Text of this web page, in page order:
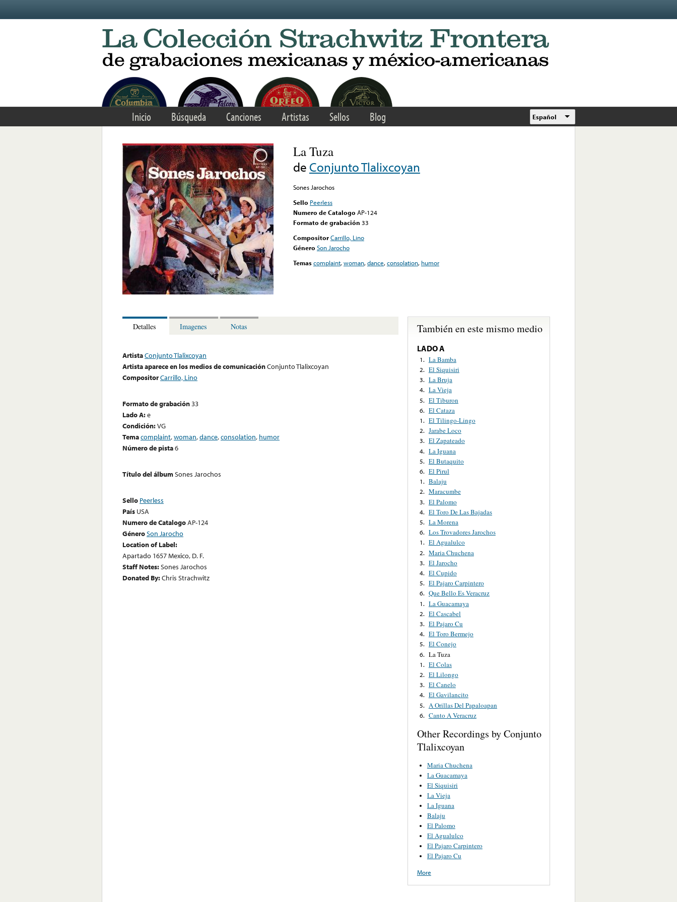
Inicio Búsqueda Canciones Artistas Sellos Blog Español
La Tuza
de Conjunto Tlalixcoyan
Sones Jarochos
Sello Peerless
Numero de Catalogo AP-124
Formato de grabación 33
CompositorCarrillo, Lino
Género Son Jarocho
Temascomplaint,woman,dance,consolation, humor
Detalles Imagenes Notas
ArtistaConjunto Tlalixcoyan
Artista aparece en los medios de comunicaciónConjunto Tlalixcoyan
CompositorCarrillo, Lino
Formato de grabación33
Lado A:e
Condición:VG
Temacomplaint,woman,dance,consolation, humor
Número de pista6
Título del álbumSones Jarochos
Sello Peerless
País USA
Numero de CatalogoAP-124
GéneroSon Jarocho
Location of Label:
Apartado 1657 Mexico, D. F.
Staff Notes:Sones Jarochos
Donated By:Chris Strachwitz
También en este mismo medio
LADO A
1. La Bamba
2. El Siquisiri
3. La Bruja
4. La Vieja
5. El Tiburon
6. El Cataza
1. El Tilingo-Lingo
2. Jarabe Loco
3. El Zapateado
4. La Iguana
5. El Butaquito
6. El Pirul
1. Balaju
2. Maracumbe
3. El Palomo
4. El Toro De Las Bajadas
5. La Morena
6. Los Trovadores Jarochos
1. El Agualulco
2. Maria Chuchena
3. El Jarocho
4. El Cupido
5. El Pajaro Carpintero
6. Que Bello Es Veracruz
1. La Guacamaya
2. El Cascabel
3. El Pajaro Cu
4. El Toro Bermejo
5. El Conejo
6. La Tuza
1. El Colas
2. El Lilongo
3. El Canelo
4. El Gavilancito
5. A Orillas Del Papaloapan
6. Canto A Veracruz
Other Recordings by Conjunto
Tlalixcoyan
Maria Chuchena
La Guacamaya
El Siquisiri
La Vieja
La Iguana
Balaju
El Palomo
El Agualulco
El Pajaro Carpintero
El Pajaro Cu
More